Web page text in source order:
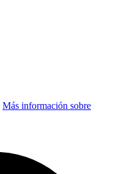
Más información sobre